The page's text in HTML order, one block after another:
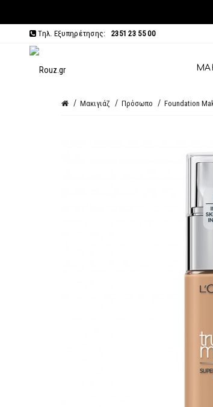
Τηλ. Εξυπηρέτησης: 2351 23 55 00
Μακιγιάζ Πρόσωπο Foundation